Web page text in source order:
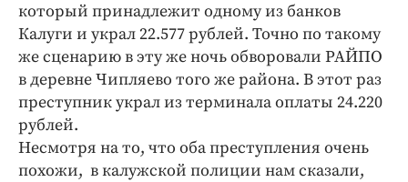
Праздники
Происшествия
Спорт
Экономика и бизнес
ПРОЕКТЫ
Блоги
который принадлежит одному из банков
Калуги и украл 22.577 рублей. Точно по такому
же сценарию в эту же ночь обворовали РАЙПО
в деревне Чипляево того же района. В этот раз
преступник украл из терминала оплаты 24.220
рублей.
Несмотря на то, что оба преступления очень
похожи, в калужской полиции нам сказали,